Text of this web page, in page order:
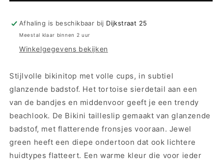
beugel
bikiniset
Mangalore
-
Jewel
Green
beugel
bikiniset
Mangalore
-
Jewel
Green
Afhaling is beschikbaar bij Dijkstraat 25
Meestal klaar binnen 2 uur
Winkelgegevens bekijken
Stijlvolle bikinitop met volle cups, in subtiel
glanzende badstof. Het tortoise sierdetail aan een
van de bandjes en middenvoor geeft je een trendy
beachlook. De Bikini tailleslip gemaakt van glanzende
badstof, met flatterende fronsjes vooraan. Jewel
green heeft een diepe ondertoon dat ook lichtere
huidtypes flatteert. Een warme kleur die voor ieder